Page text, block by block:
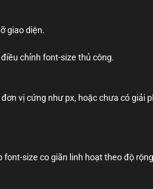
giao diện.
chỉnh font-size thủ công.
vị cứng như px, hoặc chưa có giải
size co giãn linh hoạt theo độ